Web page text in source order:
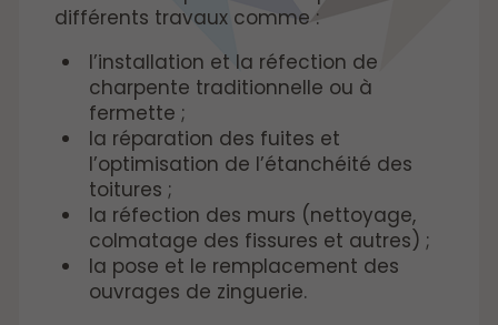
différents travaux comme :
l’installation et la réfection de
charpente traditionnelle ou à
fermette ;
la réparation des fuites et
l’optimisation de l’étanchéité des
toitures ;
la réfection des murs (nettoyage,
colmatage des fissures et autres) ;
la pose et le remplacement des
ouvrages de zinguerie.